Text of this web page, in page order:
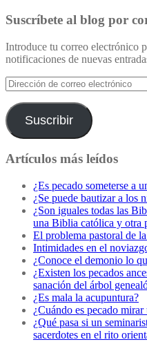
Suscríbete al blog por
Introduce tu correo electrónico
notificaciones de nuevas
Dirección
de
correo
electrónico
Suscribir
Artículos más leídos
¿Es pecado someterse a
¿Se puede bautizar a los
¿Son iguales todas las
una Biblia católica y otra
El problema pastoral de
Intimidades en el
¿Conoce el demonio lo
¿Existen los pecados
sanación del árbol
¿Es mala la acupuntura?
¿Cuándo es pecado mirar
¿Qué pasa si un
sacerdotes en el rito